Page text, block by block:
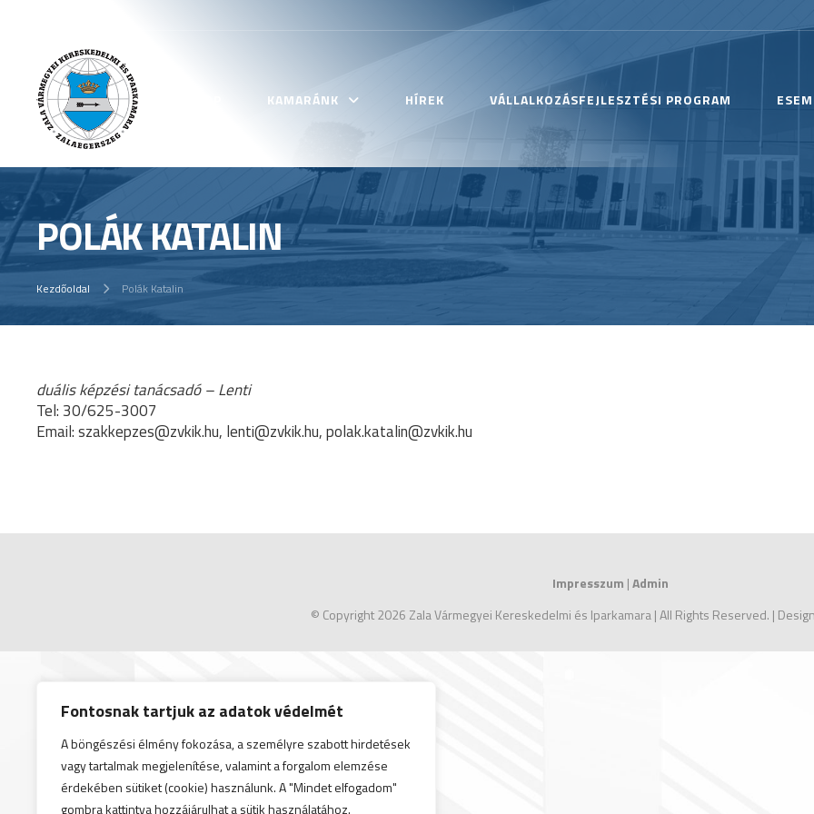
Fontosnak tartjuk az adatok védelmét
A böngészési élmény fokozása, a személyre szabott hirdetések
vagy tartalmak megjelenítése, valamint a forgalom elemzése
érdekében sütiket (cookie) használunk. A "Mindet elfogadom"
gombra kattintva hozzájárulhat a sütik használatához.
KAMARÁNK HÍREK VÁLLALKOZÁSFEJLESZTÉSI PROGRAM
POLÁK KATALIN
Kezdőoldal Polák Katalin
duális képzési tanácsadó – Lenti
Tel: 30/625-3007
Email: szakkepzes@zvkik.hu, lenti@zvkik.hu, polak.katalin@zvkik.hu
Impresszum |Admin
© Copyright 2026 Zala Vármegyei Kereskedelmi és Iparkamara | All Rights Reserved. |